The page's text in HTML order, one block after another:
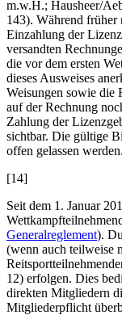
m.w.H.; Hausheer/
143). Während
Einzahlung der
versandten
die vor dem ersten
dieses Ausweises
Weisungen sowie die
auf der Rechnung
Zahlung der
sichtbar. Die gültige
offen gelassen werden.
[14]
Seit dem 1. Januar
Generalreglement).
(wenn auch teilweise
12) erfolgen. Dies
direkten Mitgliedern
Mitgliederpflicht